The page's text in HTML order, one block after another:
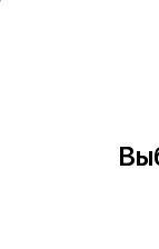
счёта:
Работает